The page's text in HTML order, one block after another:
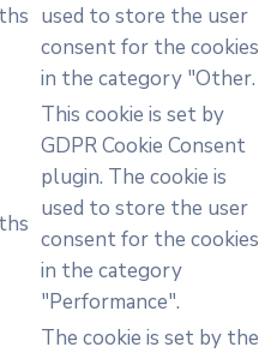
used to store the user
consent for the cookies
in the category "Other.
This cookie is set by
GDPR Cookie Consent
plugin. The cookie is
used to store the user
consent for the cookies
in the category
"Performance".
The cookie is set by the